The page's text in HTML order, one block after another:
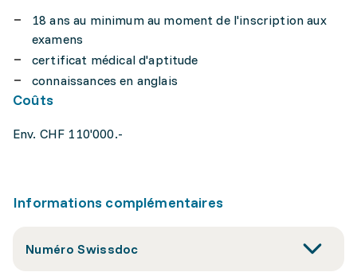
18 ans au minimum au moment de l'inscription aux
examens
certificat médical d'aptitude
connaissances en anglais
Coûts
Env. CHF 110'000.-
Informations complémentaires
Numéro Swissdoc